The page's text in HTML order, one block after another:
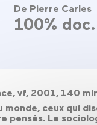
De Pierre Carles
100%
vf, 2001, 140
monde, ceux qui
pensés. Le